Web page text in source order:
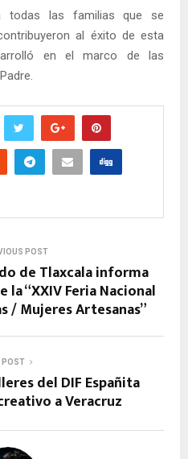
todas las familias que se
al éxito de esta
en el marco de las
POST
de Tlaxcala informa
la “XXIV Feria Nacional
/ Mujeres Artesanas”
POST
del DIF Españita
a Veracruz